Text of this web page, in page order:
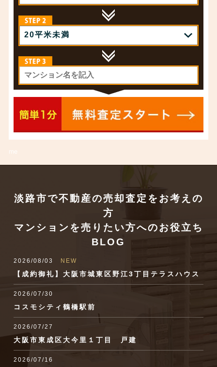
me
淡路市で不動産の売却査定をお考えの
方
マンションを売りたい方へのお役立ち
BLOG
2026/08/03 NEW
【成約御礼】大阪市城東区野江3丁目テラスハウス
2026/07/30
コスモシティ鶴橋駅前
2026/07/27
大阪市東成区大今里１丁目 戸建
2026/07/16